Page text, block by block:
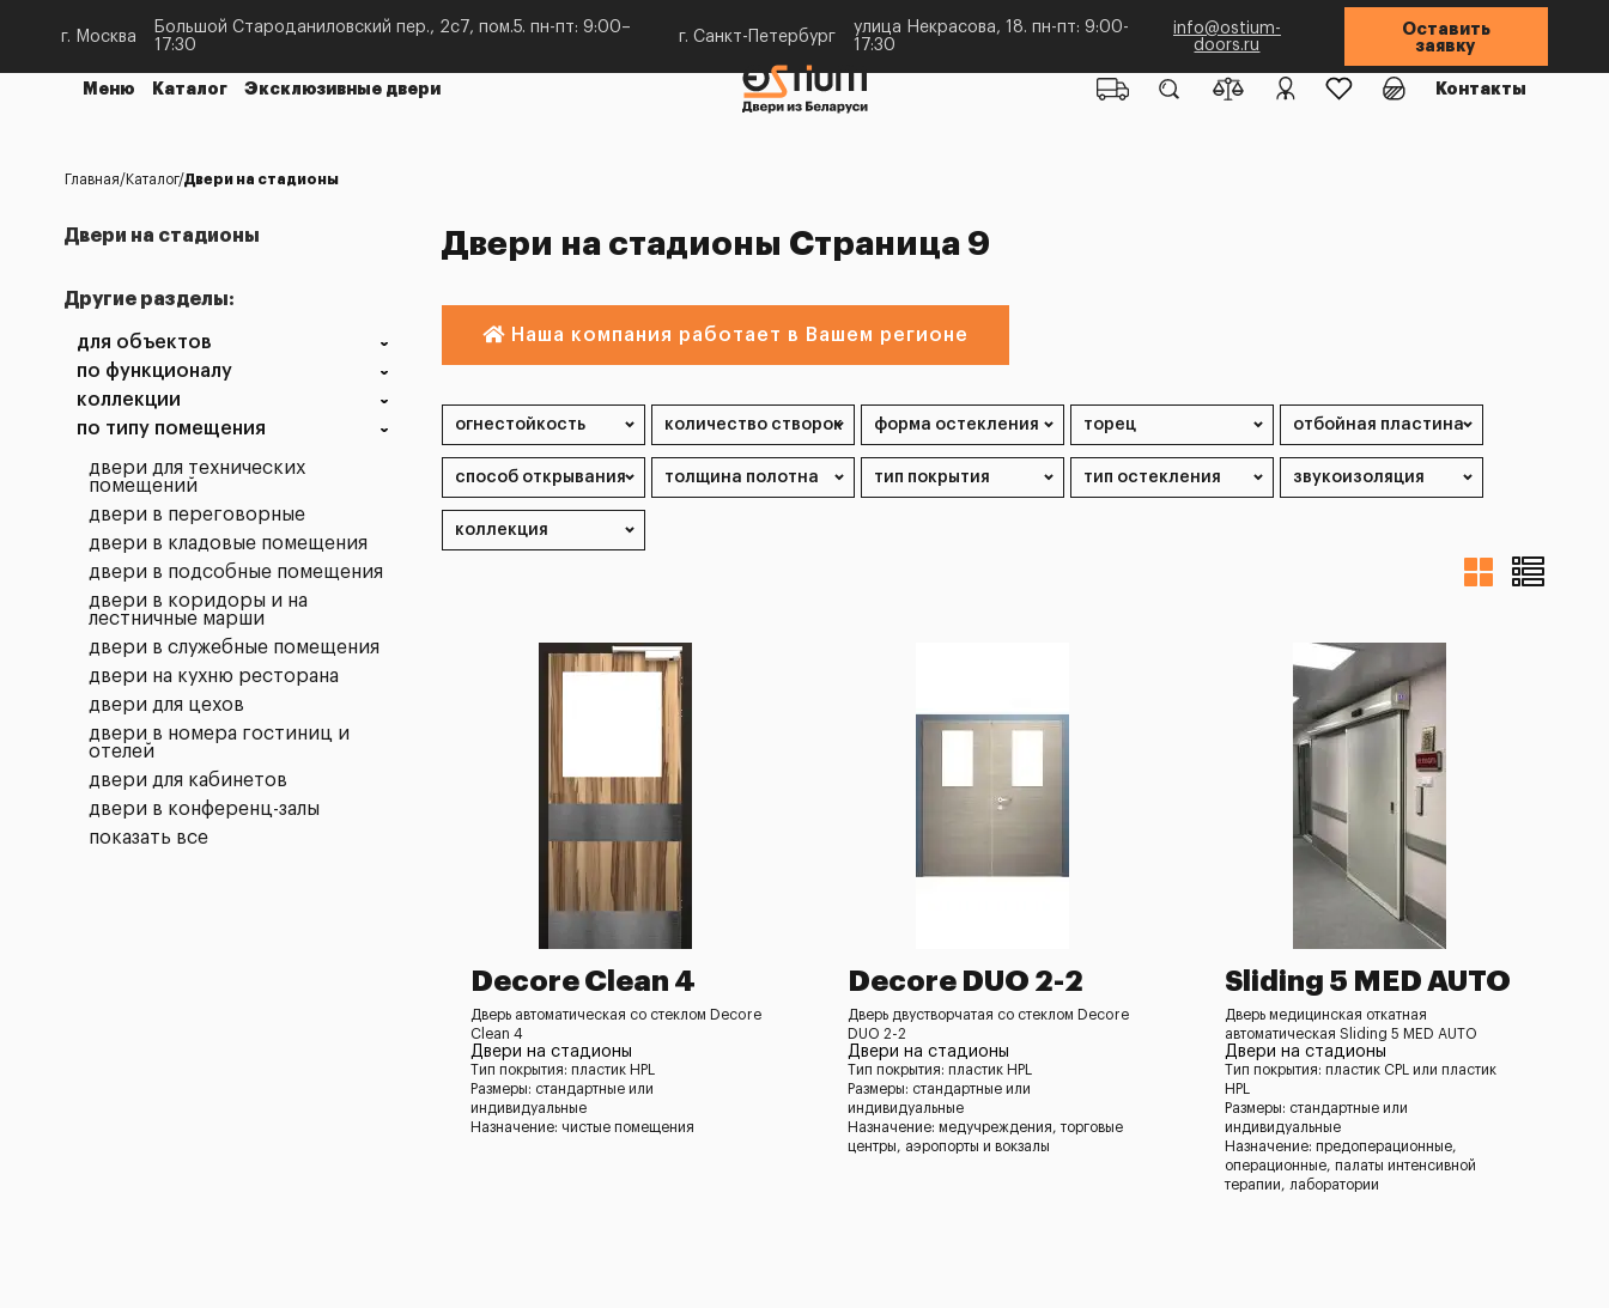
г. Москва
Большой Староданиловский пер., 2с7, пом.5. пн-пт: 9:00–
17:30
г. Санкт-Петербург
улица Некрасова, 18. пн-пт: 9:00-
17:30
info@ostium-
doors.ru
Оставить
заявку
Меню Каталог Эксклюзивные двери Контакты
Главная Каталог Двери на стадионы
Двери на стадионы
Другие разделы:
для объектов
по функционалу
коллекции
по типу помещения
двери для технических
помещений
двери в переговорные
двери в кладовые помещения
двери в подсобные помещения
двери в коридоры и на
лестничные марши
двери в служебные помещения
двери на кухню ресторана
двери для цехов
двери в номера гостиниц и
отелей
двери для кабинетов
двери в конференц-залы
показать все
Двери на стадионы Страница 9
Наша компания работает в Вашем регионе
Decore Clean 4
Дверь автоматическая со стеклом Decore
Clean 4
Двери на стадионы
Тип покрытия: пластик HPL
Размеры: стандартные или
индивидуальные
Назначение: чистые помещения
Decore DUO 2-2
Дверь двустворчатая со стеклом Decore
DUO 2-2
Двери на стадионы
Тип покрытия: пластик HPL
Размеры: стандартные или
индивидуальные
Назначение: медучреждения, торговые
центры, аэропорты и вокзалы
Sliding 5 MED AUTO
Дверь медицинская откатная
автоматическая Sliding 5 MED AUTO
Двери на стадионы
Тип покрытия: пластик CPL или пластик
HPL
Размеры: стандартные или
индивидуальные
Назначение: предоперационные,
операционные, палаты интенсивной
терапии, лаборатории